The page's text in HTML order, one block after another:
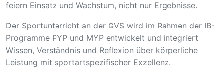
feiern Einsatz und Wachstum, nicht nur Ergebnisse.
Der Sportunterricht an der GVS wird im Rahmen der IB-
Programme PYP und MYP entwickelt und integriert
Wissen, Verständnis und Reflexion über körperliche
Leistung mit sportartspezifischer Exzellenz.